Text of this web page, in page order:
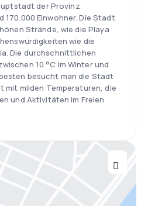
der Provinz
Einwohner. Die Stadt
Strände, wie die Playa
wie die
Die durchschnittlichen
10 °C im Winter und
besten besucht man die Stadt
mit milden Temperaturen, die
und Aktivitäten im Freien